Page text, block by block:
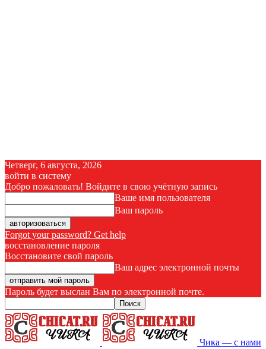
Четверг, 6 августа, 2026
войти в систему
Добро пожаловать! Войдите в свою учётную запись
Ваше имя пользователя
Ваш пароль
Forgot your password? Get help
восстановление пароля
Восстановите свой пароль
Ваш адрес электронной почты
Пароль будет выслан Вам по электронной почте.
Чика — с нами